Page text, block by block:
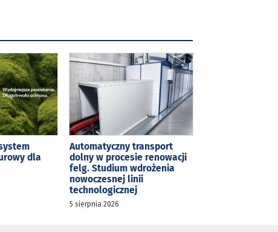
dla
Automatyczny transport
dolny w procesie renowacji
felg. Studium wdrożenia
nowoczesnej linii
technologicznej
5 sierpnia 2026